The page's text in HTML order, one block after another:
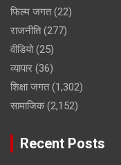
फिल्म जगत(22)
राजनीति(277)
वीडियो(25)
व्यापार (36)
शिक्षा जगत(1,302)
सामाजिक(2,152)
Recent Posts